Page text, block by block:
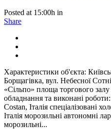
Posted at 15:00h in
Share
Характеристики об'єкта:
Борщагівка, вул. Небесної
«Сільпо» площа торгового
обладнання та виконані
Costan, Італія спеціалізовані
Італія морозильні автономні
морозильні...